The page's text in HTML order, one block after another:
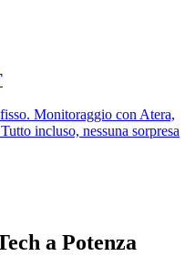
Monitoraggio con Atera,
incluso, nessuna sorpresa
a Potenza